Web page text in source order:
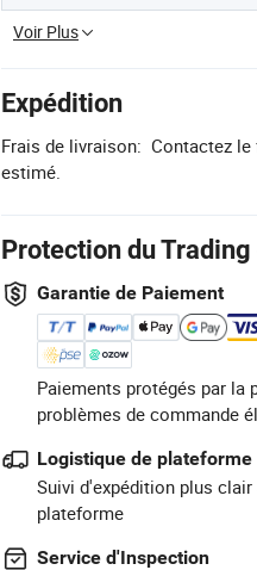
Voir Plus
Expédition
Frais de livraison: Contactez
estimé.
Protection du
Garantie de Paiement
Paiements protégés par la
problèmes de commande
Logistique de plateforme
Suivi d'expédition plus
plateforme
Service d'Inspection